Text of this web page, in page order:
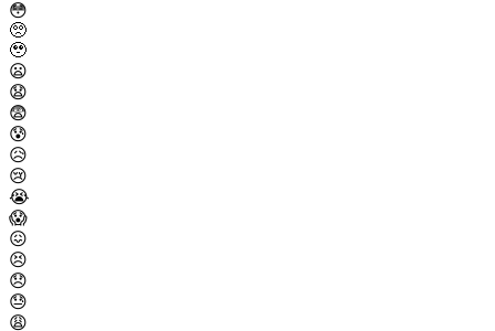
😳
🥺
🥹
😦
😧
😨
😰
😥
😢
😭
😱
😖
😣
😞
😓
😩